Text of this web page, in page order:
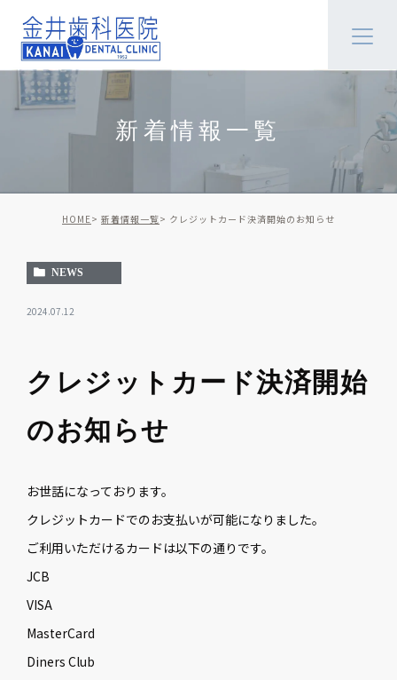
新着情報一覧
HOME 新着情報一覧 クレジットカード決済開始のお知らせ
NEWS
2024.07.12
クレジットカード決済開始
のお知らせ
お世話になっております。
クレジットカードでのお支払いが可能になりました。
ご利用いただけるカードは以下の通りです。
JCB
VISA
MasterCard
Diners Club